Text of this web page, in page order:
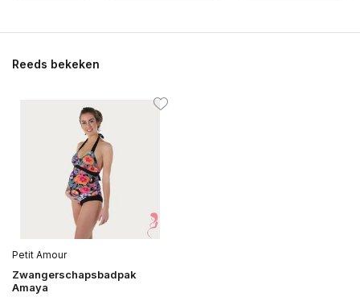
Reeds bekeken
Petit Amour
Zwangerschapsbadpak
Amaya